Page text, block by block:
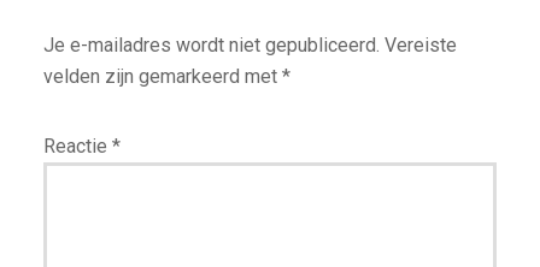
Je e-mailadres wordt niet gepubliceerd. Vereiste
velden zijn gemarkeerd met *
Reactie *